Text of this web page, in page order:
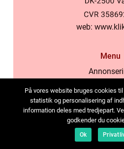
web:
Menu
Cookies
Kontakta
På vores website bruges cookies
statistik og personalisering af
information deles med tredjepart.
godkender du
Ok